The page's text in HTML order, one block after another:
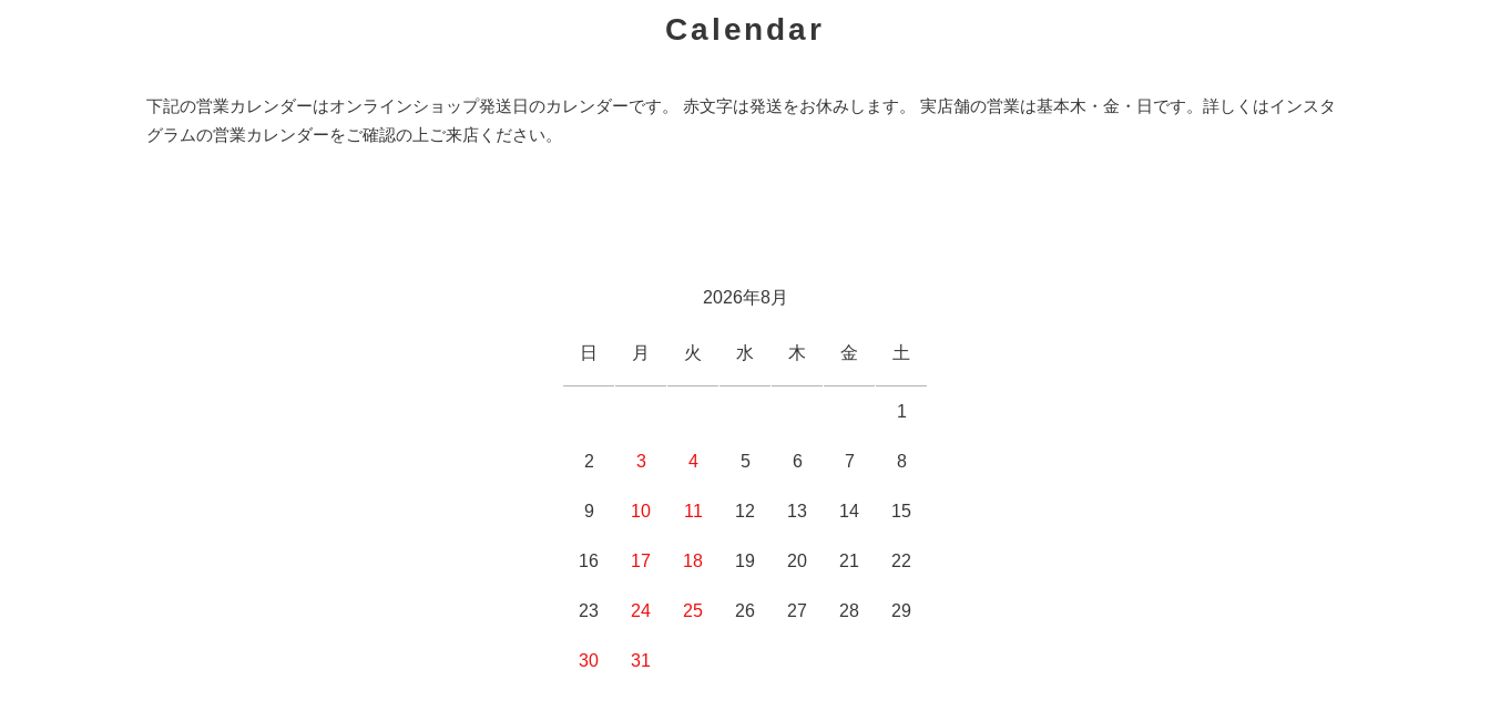
Calendar
下記の営業カレンダーはオンラインショップ発送日のカレンダーです。 赤文字は発送をお休みします。 実店舗の営業は基本木・金・日です。詳しくはインスタ
グラムの営業カレンダーをご確認の上ご来店ください。
2026年8月
日 月 火 水 木 金 土
1
2 3 4 5 6 7 8
9 10 11 12 13 14 15
16 17 18 19 20 21 22
23 24 25 26 27 28 29
30 31